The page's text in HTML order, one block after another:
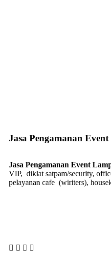
Jasa Pengamanan
Jasa Pengamanan Event
VIP, diklat satpam/security,
pelayanan cafe (wiriters),